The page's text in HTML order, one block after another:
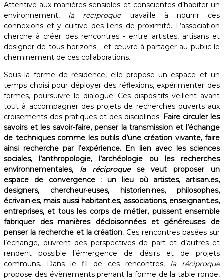
Attentive aux manières sensibles et conscientes d’habiter un
environnement, la réciproquetravaille à nourrir ces
connexions et y cultive des liens de proximité. L’association
cherche à créer des rencontres - entre artistes, artisans et
designer de tous horizons - et œuvre à partager au public le
cheminement de ces collaborations. ​
Sous la forme de résidence, elle propose un espace et un
temps choisi pour déployer des réflexions, expérimenter des
formes, poursuivre le dialogue. Ces dispositifs veillent avant
tout à accompagner des projets de recherches ouverts aux
croisements des pratiques et des disciplines. Faire circuler les
savoirs et les savoir-faire, penser la transmission et l’échange
de techniques comme les outils d’une création vivante, faire
ainsi recherche par l’expérience. En lien avec les sciences
sociales, l’anthropologie, l’archéologie ou les recherches
environnementales, la réciproquese veut proposer un
espace de convergence : un lieu où artistes, artisan.es,
designers, chercheur·euses, historien·nes, philosophes,
écrivain·es, mais aussi habitant.es, associations, enseignant.es,
entreprises, et tous les corps de métier, puissent ensemble
fabriquer des manières décloisonnées et généreuses de
penser la recherche et la création. Ces rencontres basées sur
l’échange, ouvrent des perspectives de part et d’autres et
rendent possible l’émergence de désirs et de projets
communs. Dans le fil de ces rencontres, la réciproque
propose des évènements prenant la forme de la table ronde,